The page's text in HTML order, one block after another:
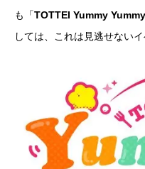
も「TOTTEI Yummy
しては、これは見逃せないイ